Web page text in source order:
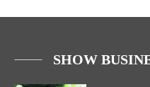
SHOW